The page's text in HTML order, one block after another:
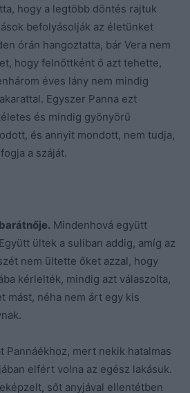
hogy a legtöbb döntés rajtuk
befolyásolják az életünket
órán hangoztatta, bár Vera nem
hogy felnőttként ő azt tehette,
éves lány nem mindig
Egyszer Panna ezt
és mindig gyönyörű
és annyit mondott, nem tudja,
a száját.
Mindenhová együtt
ültek a suliban addig, amíg az
nem ültette őket azzal, hogy
kérlelték, mindig azt válaszolta,
mást, néha nem árt egy kis
Pannáékhoz, mert nekik hatalmas
elfért volna az egész lakásuk.
sőt anyjával ellentétben